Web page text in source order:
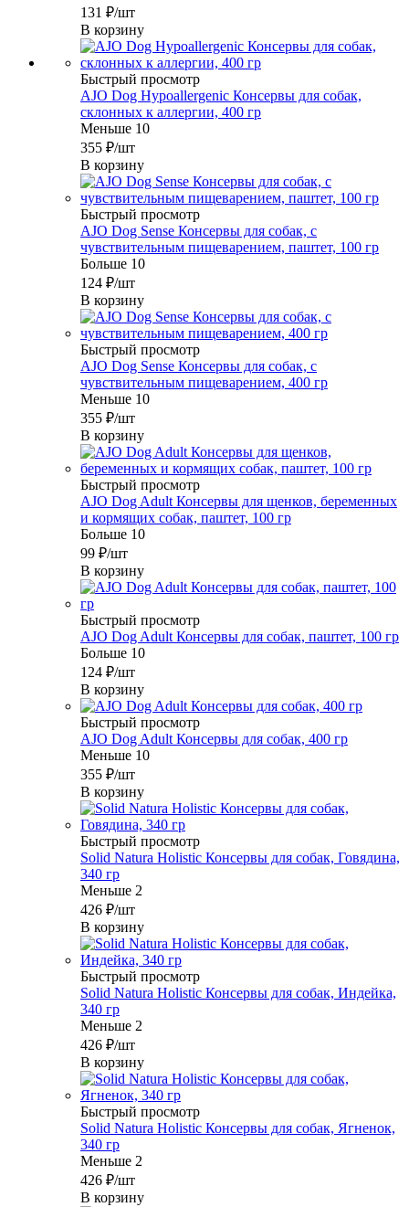
131 ₽/шт
В корзину
Быстрый просмотр
AJO Dog Hypoallergenic Консервы для собак,
склонных к аллергии, 400 гр
Меньше 10
355 ₽/шт
В корзину
Быстрый просмотр
AJO Dog Sense Консервы для собак, с
чувствительным пищеварением, паштет, 100 гр
Больше 10
124 ₽/шт
В корзину
Быстрый просмотр
AJO Dog Sense Консервы для собак, с
чувствительным пищеварением, 400 гр
Меньше 10
355 ₽/шт
В корзину
Быстрый просмотр
AJO Dog Adult Консервы для щенков, беременных
и кормящих собак, паштет, 100 гр
Больше 10
99 ₽/шт
В корзину
Быстрый просмотр
AJO Dog Adult Консервы для собак, паштет, 100 гр
Больше 10
124 ₽/шт
В корзину
Быстрый просмотр
AJO Dog Adult Консервы для собак, 400 гр
Меньше 10
355 ₽/шт
В корзину
Быстрый просмотр
Solid Natura Holistic Консервы для собак, Говядина,
340 гр
Меньше 2
426 ₽/шт
В корзину
Быстрый просмотр
Solid Natura Holistic Консервы для собак, Индейка,
340 гр
Меньше 2
426 ₽/шт
В корзину
Быстрый просмотр
Solid Natura Holistic Консервы для собак, Ягненок,
340 гр
Меньше 2
426 ₽/шт
В корзину